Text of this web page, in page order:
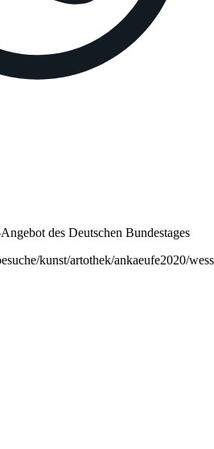
des Deutschen Bundestages
kunst/artothek/ankaeufe2020/